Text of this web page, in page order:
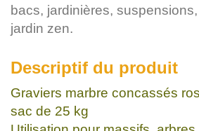
bacs, jardinières,
jardin zen.
Descriptif du produit
Graviers marbre concassés
sac de 25 kg